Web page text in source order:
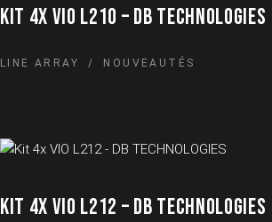
KIT 4X VIO L210 – DB TECHNOLOGIES
LINE ARRAY NOUVEAUTÉS
KIT 4X VIO L212 – DB TECHNOLOGIES